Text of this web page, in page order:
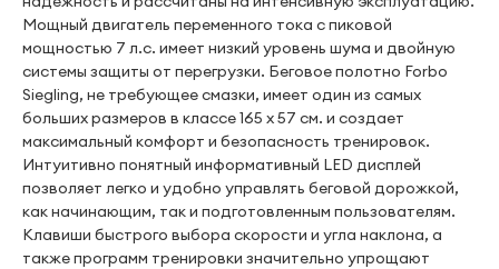
Мощный двигатель переменного тока с пиковой
мощностью 7 л.с. имеет низкий уровень шума и двойную
системы защиты от перегрузки. Беговое полотно Forbo
Siegling, не требующее смазки, имеет один из самых
больших размеров в классе 165 х 57 см. и создает
максимальный комфорт и безопасность тренировок.
Интуитивно понятный информативный LED дисплей
позволяет легко и удобно управлять беговой дорожкой,
как начинающим, так и подготовленным пользователям.
Клавиши быстрого выбора скорости и угла наклона, а
также программ тренировки значительно упрощают